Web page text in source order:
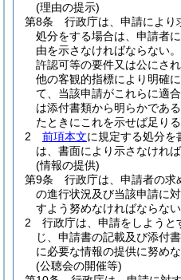
(理由の提示)
第8条
行政庁は、申請により
処分をする場合は、申請者
由を示さなければならない。
許認可等の要件又は公にさ
他の客観的指標により明確
て、当該申請がこれらに適
は添付書類から明らかであ
たときにこれを示せば足りる
2
前項本文に規定する処分を
は、書面により示さなければ
(情報の提供)
第9条
行政庁は、申請者の求
の進行状況及び当該申請に
すよう努めなければならない
2
行政庁は、申請をしよう
じ、申請書の記載及び添付
に必要な情報の提供に努め
(公聴会の開催等)